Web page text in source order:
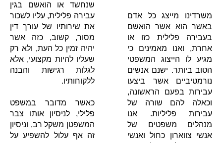
משרדינו מייצג כל אדם
באשר הוא אשר הואשם
בעבירה פלילית כזו או
אחרת, ואנו מאמינים כי
מגיע לו הייצוג המשפטי
הטוב ביותר. ישנם אנשים
נורמטיביים אשר ביצעו
עבירות בפעם הראשונה,
וכאלה להם שורה של
עבירות פליליות. אנו
מנהלים משפטים של
אנשי צווארון כחול ואנשי
שנחשד או הואשם בגין
עבירה פלילית, עליו לשכור
את שירותיו של עורך דין
מסור, קשוב, כזה אשר
יהיה זמין כל העת, ולא רק
שעליו להיות מקצועי, אלא
לגלות רגישות והבנה
ללקוחותיו.
כאשר מדובר במשפט
פלילי, לניסיון אותו צבר
המשפטן משקל רב, וניסיון
זה אף עלול להשפיע על